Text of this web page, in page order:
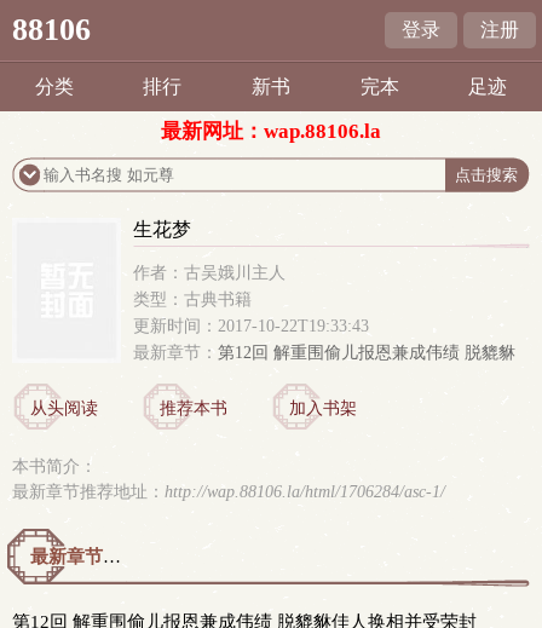
88106 登录 注册
分类 排行 新书 完本 足迹
最新网址：wap.88106.la
生花梦
作者：古吴娥川主人
类型：古典书籍
更新时间：2017-10-22T19:33:43
最新章节： 第12回 解重围偷儿报恩兼成伟绩 脱貔貅
佳人换相并受荣封
从头阅读
推荐本书 加入书架
本书简介：
最新章节推荐地址： http://wap.88106.la/html/1706284/asc-1/
最新章节预览 更新时间：2017-10-22T19:33:43
第12回 解重围偷儿报恩兼成伟绩 脱貔貅佳人换相并受荣封